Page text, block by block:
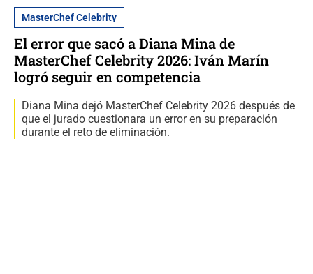
MasterChef Celebrity
El error que sacó a Diana Mina de
MasterChef Celebrity 2026: Iván Marín
logró seguir en competencia
Diana Mina dejó MasterChef Celebrity 2026 después de
que el jurado cuestionara un error en su preparación
durante el reto de eliminación.